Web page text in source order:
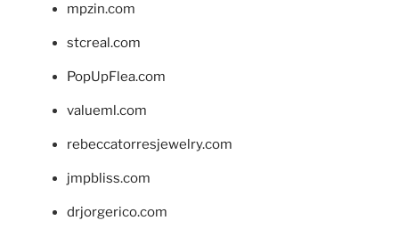
mpzin.com
stcreal.com
PopUpFlea.com
valueml.com
rebeccatorresjewelry.com
jmpbliss.com
drjorgerico.com